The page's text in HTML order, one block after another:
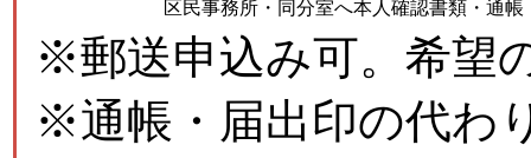
区民事務所・同分室へ本人確認書類・通帳・
※郵送申込み可。希望
※通帳・届出印の代わ